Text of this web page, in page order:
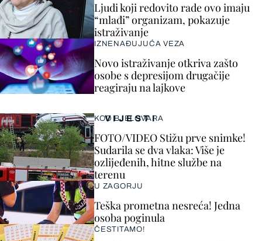
VIJESTI
KOD BJELOVARA
FOTO/VIDEO Stižu prve snimke!
Sudarila se dva vlaka: Više je
ozlijeđenih, hitne službe na
terenu
U ZAGORJU
Teška prometna nesreća! Jedna
osoba poginula
ČESTITAMO!
Ljudi koji redovito rade ovo imaju
“mlađi” organizam, pokazuje
istraživanje
IZNENAĐUJUĆA VEZA
Novo istraživanje otkriva zašto
osobe s depresijom drugačije
reagiraju na lajkove